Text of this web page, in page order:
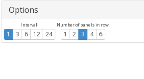
Options
Intervall
1 3 6 12 24
Number of panels in row
1 2 3 4 6